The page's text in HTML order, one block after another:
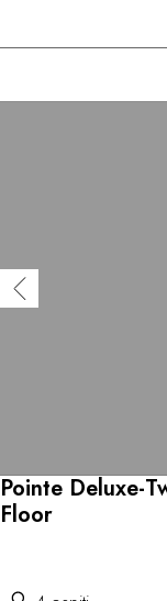
Pointe Deluxe-
Floor